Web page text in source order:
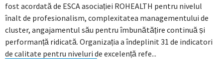
fost acordată de ESCA asociației ROHEALTH pentru nivelul
înalt de profesionalism, complexitatea managementului de
cluster, angajamentul său pentru îmbunătățire continuă și
performanță ridicată. Organizația a îndeplinit 31 de indicatori
de calitate pentru niveluri de excelență refe...